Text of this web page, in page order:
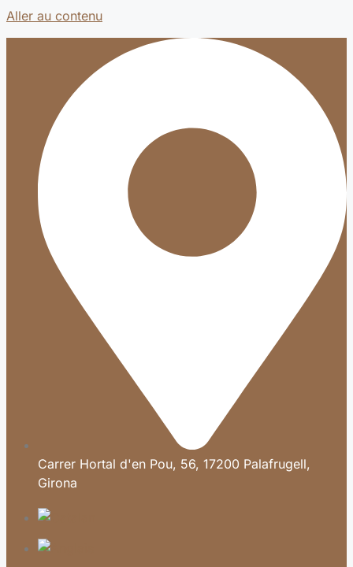
Aller au contenu
Carrer Hortal d'en Pou, 56, 17200 Palafrugell,
Girona